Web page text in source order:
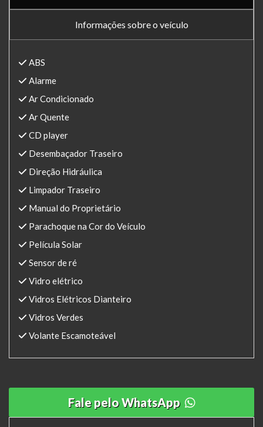
Informações sobre o veículo
ABS
Alarme
Ar Condicionado
Ar Quente
CD player
Desembaçador Traseiro
Direção Hidráulica
Limpador Traseiro
Manual do Proprietário
Parachoque na Cor do Veículo
Película Solar
Sensor de ré
Vidro elétrico
Vidros Elétricos Dianteiro
Vidros Verdes
Volante Escamoteável
Fale pelo WhatsApp